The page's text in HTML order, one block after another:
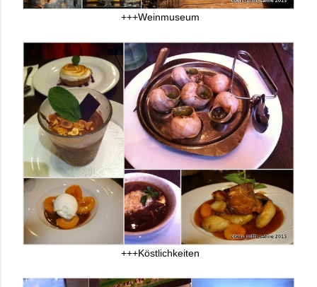
+++Weinmuseum
+++Köstlichkeiten